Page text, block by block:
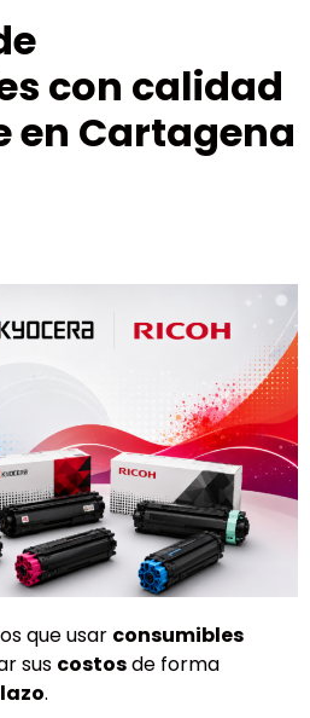
con calidad
en Cartagena
que usar consumibles
sus costosde forma
.